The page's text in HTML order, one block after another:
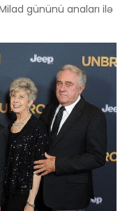
gününü anaları ilə